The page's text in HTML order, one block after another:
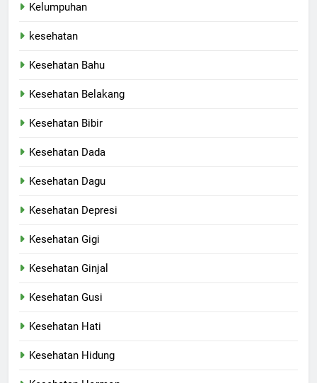
Kelumpuhan
kesehatan
Kesehatan Bahu
Kesehatan Belakang
Kesehatan Bibir
Kesehatan Dada
Kesehatan Dagu
Kesehatan Depresi
Kesehatan Gigi
Kesehatan Ginjal
Kesehatan Gusi
Kesehatan Hati
Kesehatan Hidung